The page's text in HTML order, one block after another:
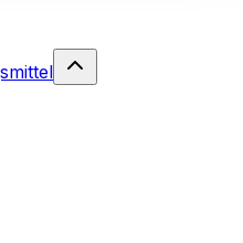
in den
ändern oder